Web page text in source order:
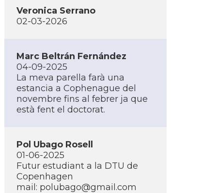
Veronica Serrano
02-03-2026
Marc Beltrán Fernández
04-09-2025
La meva parella farà una
estancia a Cophenague del
novembre fins al febrer ja que
està fent el doctorat.
Pol Ubago Rosell
01-06-2025
Futur estudiant a la DTU de
Copenhagen
mail: polubago@gmail.com